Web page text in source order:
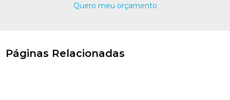
Quero meu orçamento
Páginas Relacionadas